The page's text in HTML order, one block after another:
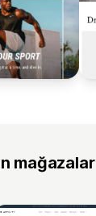
mağazalar